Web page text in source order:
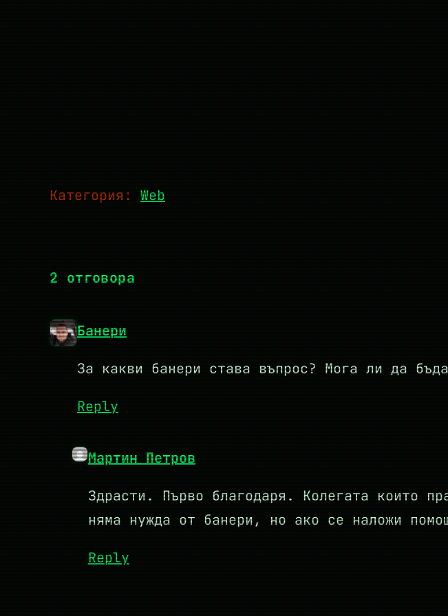
Категория: Web
2 отговора
Банери
За какви банери става въпрос? Мога ли да
Reply
Мартин Петров
Здрасти. Първо благодаря. Колегата които
няма нужда от банери, но ако се наложи
Reply